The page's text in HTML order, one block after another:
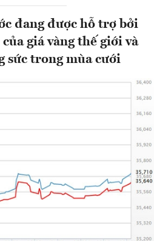
đang được hỗ trợ bởi
giá vàng thế giới và
sức trong mùa cưới